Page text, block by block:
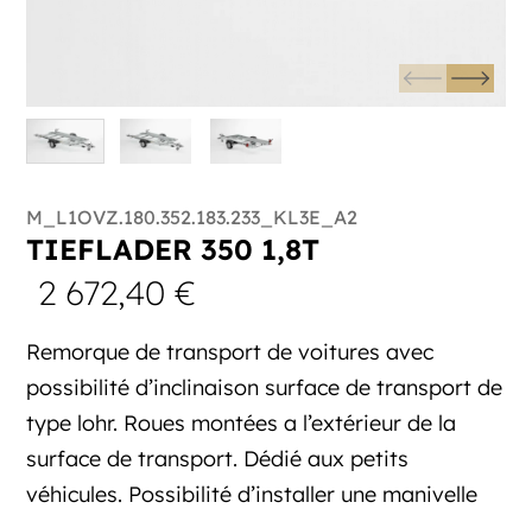
M_L1OVZ.180.352.183.233_KL3E_A2
TIEFLADER 350 1,8T
2 672,40€
Remorque de transport de voitures avec
possibilité d’inclinaison surface de transport de
type lohr. Roues montées a l’extérieur de la
surface de transport. Dédié aux petits
véhicules. Possibilité d’installer une manivelle